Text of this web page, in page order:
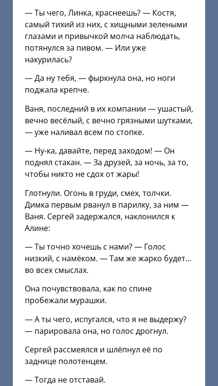
— Ты чего, Линка, краснеешь? — Костя,
самый тихий из них, с хищными зелеными
глазами и привычкой молча наблюдать,
потянулся за пивом. — Или уже
накурилась?
— Да ну тебя, — фыркнула она, но ноги
поджала крепче.
Ваня, последний в их компании — ушастый,
вечно весёлый, с вечно грязными шутками,
— уже наливал всем по стопке.
— Ну-ка, давайте, перед заходом! — Он
поднял стакан. — За друзей, за ночь, за то,
чтобы никто не сдох от жары!
Глотнули. Огонь в груди, смех, толчки.
Димка первым рванул в парилку, за ним —
Ваня. Сергей задержался, наклонился к
Алине:
— Ты точно хочешь с нами? — Голос
низкий, с намёком. — Там же жарко будет…
во всех смыслах.
Она почувствовала, как по спине
пробежали мурашки.
— А ты чего, испугался, что я не выдержу?
— парировала она, но голос дрогнул.
Сергей рассмеялся и шлёпнул её по
заднице полотенцем.
— Тогда не отставай.